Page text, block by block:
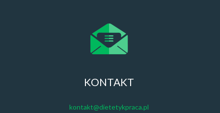
KONTAKT
kontakt@dietetykpraca.pl